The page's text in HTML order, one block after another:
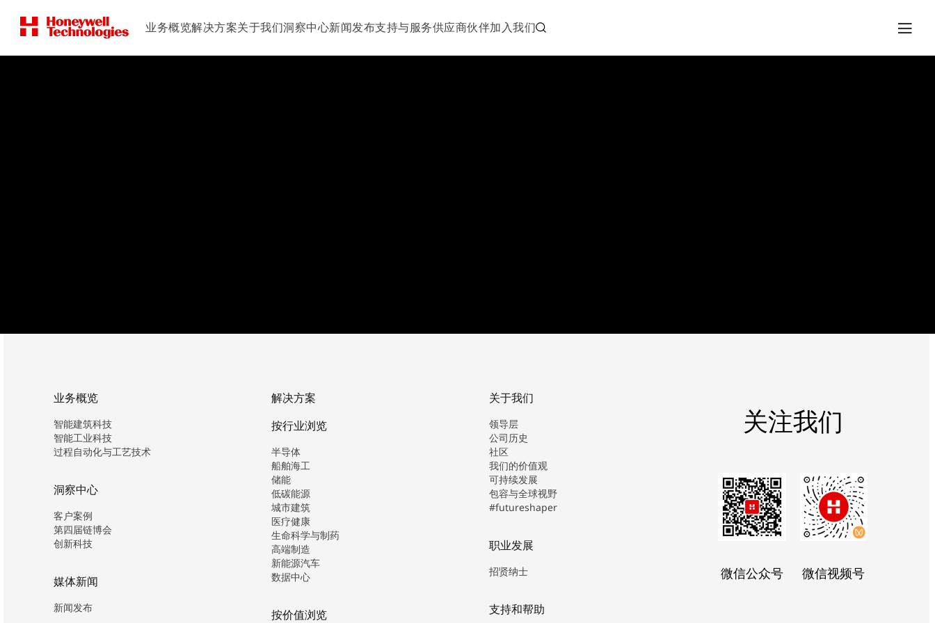
业务概览解决方案关于我们洞察中心新闻发布支持与服务供应商伙伴加入我们
业务概览
智能建筑科技
智能工业科技
过程自动化与工艺技术
洞察中心
客户案例
第四届链博会
创新科技
媒体新闻
新闻发布
解决方案
按行业浏览
半导体
船舶海工
储能
低碳能源
城市建筑
医疗健康
生命科学与制药
高端制造
新能源汽车
数据中心
按价值浏览
关于我们
领导层
公司历史
社区
我们的价值观
可持续发展
包容与全球视野
#futureshaper
职业发展
招贤纳士
支持和帮助
关注我们
微信公众号 微信视频号